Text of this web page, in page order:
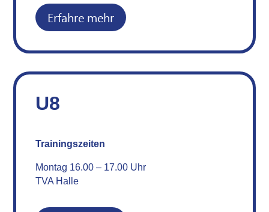
Erfahre mehr
U8
Trainingszeiten
Montag 16.00 – 17.00 Uhr
TVA Halle